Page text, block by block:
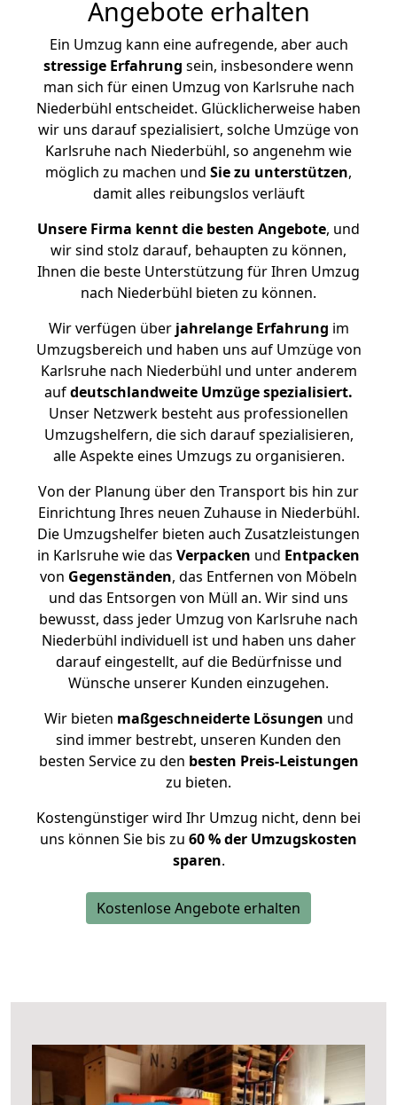
Angebote erhalten
Ein Umzug kann eine aufregende, aber auch
stressige Erfahrung sein, insbesondere wenn
man sich für einen Umzug von Karlsruhe nach
Niederbühl entscheidet. Glücklicherweise haben
wir uns darauf spezialisiert, solche Umzüge von
Karlsruhe nach Niederbühl, so angenehm wie
möglich zu machen und Sie zu unterstützen,
damit alles reibungslos verläuft
Unsere Firma kennt die besten Angebote, und
wir sind stolz darauf, behaupten zu können,
Ihnen die beste Unterstützung für Ihren Umzug
nach Niederbühl bieten zu können.
Wir verfügen überjahrelange Erfahrung im
Umzugsbereich und haben uns auf Umzüge von
Karlsruhe nach Niederbühl und unter anderem
aufdeutschlandweite Umzüge spezialisiert.
Unser Netzwerk besteht aus professionellen
Umzugshelfern, die sich darauf spezialisieren,
alle Aspekte eines Umzugs zu organisieren.
Von der Planung über den Transport bis hin zur
Einrichtung Ihres neuen Zuhause in Niederbühl.
Die Umzugshelfer bieten auch Zusatzleistungen
in Karlsruhe wie das Verpacken und Entpacken
von Gegenständen, das Entfernen von Möbeln
und das Entsorgen von Müll an. Wir sind uns
bewusst, dass jeder Umzug von Karlsruhe nach
Niederbühl individuell ist und haben uns daher
darauf eingestellt, auf die Bedürfnisse und
Wünsche unserer Kunden einzugehen.
Wir bieten maßgeschneiderte Lösungen und
sind immer bestrebt, unseren Kunden den
besten Service zu den besten Preis-Leistungen
zu bieten.
Kostengünstiger wird Ihr Umzug nicht, denn bei
uns können Sie bis zu 60 % der Umzugskosten
sparen.
Kostenlose Angebote erhalten